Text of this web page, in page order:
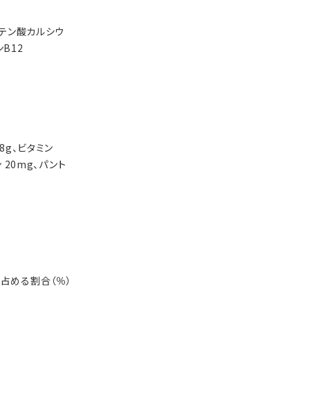
ン酸カルシウ
B12
、ビタミン
、パント
る割合（％）